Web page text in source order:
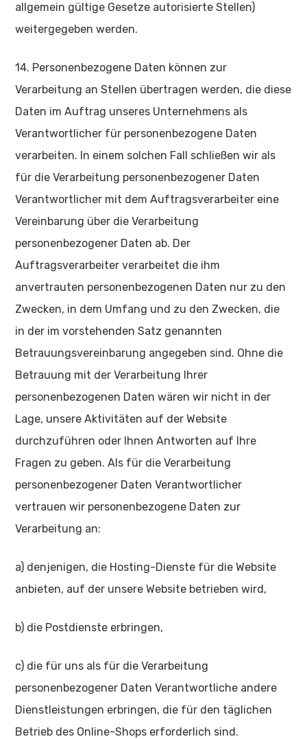
allgemein gültige Gesetze autorisierte Stellen)
weitergegeben werden.
14. Personenbezogene Daten können zur
Verarbeitung an Stellen übertragen werden, die diese
Daten im Auftrag unseres Unternehmens als
Verantwortlicher für personenbezogene Daten
verarbeiten. In einem solchen Fall schließen wir als
für die Verarbeitung personenbezogener Daten
Verantwortlicher mit dem Auftragsverarbeiter eine
Vereinbarung über die Verarbeitung
personenbezogener Daten ab. Der
Auftragsverarbeiter verarbeitet die ihm
anvertrauten personenbezogenen Daten nur zu den
Zwecken, in dem Umfang und zu den Zwecken, die
in der im vorstehenden Satz genannten
Betrauungsvereinbarung angegeben sind. Ohne die
Betrauung mit der Verarbeitung Ihrer
personenbezogenen Daten wären wir nicht in der
Lage, unsere Aktivitäten auf der Website
durchzuführen oder Ihnen Antworten auf Ihre
Fragen zu geben. Als für die Verarbeitung
personenbezogener Daten Verantwortlicher
vertrauen wir personenbezogene Daten zur
Verarbeitung an:
a) denjenigen, die Hosting-Dienste für die Website
anbieten, auf der unsere Website betrieben wird,
b) die Postdienste erbringen,
c) die für uns als für die Verarbeitung
personenbezogener Daten Verantwortliche andere
Dienstleistungen erbringen, die für den täglichen
Betrieb des Online-Shops erforderlich sind.